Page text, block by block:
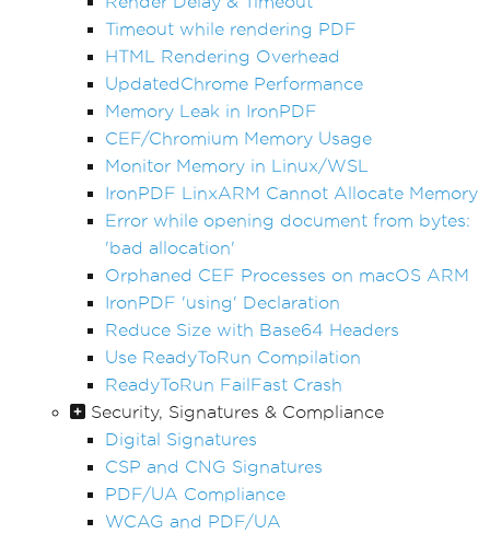
Timeout while rendering PDF
HTML Rendering Overhead
UpdatedChrome Performance
Memory Leak in IronPDF
CEF/Chromium Memory Usage
Monitor Memory in Linux/WSL
IronPDF LinxARM Cannot Allocate Memory
Error while opening document from bytes:
'bad allocation'
Orphaned CEF Processes on macOS ARM
IronPDF 'using' Declaration
Reduce Size with Base64 Headers
Use ReadyToRun Compilation
ReadyToRun FailFast Crash
Security, Signatures & Compliance
Digital Signatures
CSP and CNG Signatures
PDF/UA Compliance
WCAG and PDF/UA